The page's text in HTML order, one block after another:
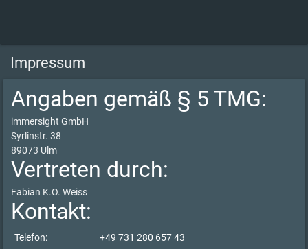
Impressum
Angaben gemäß § 5 TMG:
immersight GmbH
Syrlinstr. 38
89073 Ulm
Vertreten durch:
Fabian K.O. Weiss
Kontakt:
Telefon:
+49 731 280 657 43